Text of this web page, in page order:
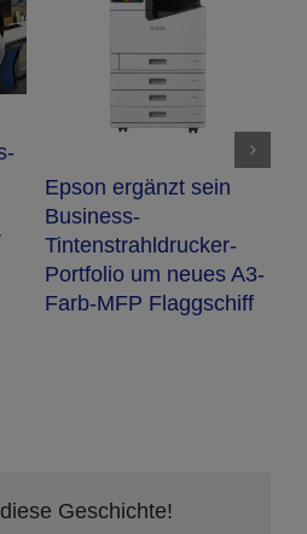
Epson ergänzt sein
Business-
Tintenstrahldrucker-
Portfolio um neues A3-
Farb-MFP Flaggschiff
Geschichte!